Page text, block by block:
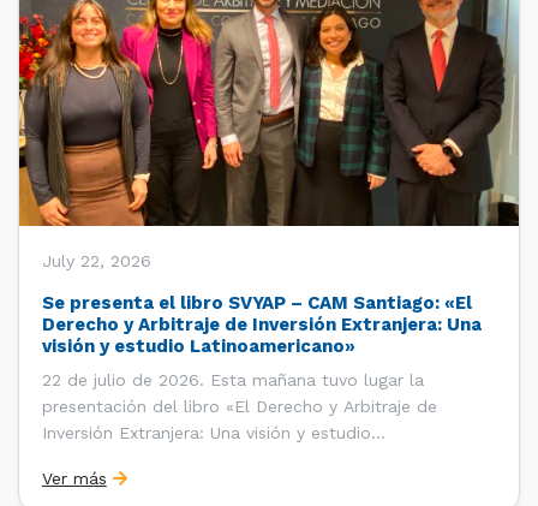
July 22, 2026
Se presenta el libro SVYAP – CAM Santiago: «El
Derecho y Arbitraje de Inversión Extranjera: Una
visión y estudio Latinoamericano»
22 de julio de 2026. Esta mañana tuvo lugar la
presentación del libro «El Derecho y Arbitraje de
Inversión Extranjera: Una visión y estudio
«Santiago Very Young Arbitration Practitioners»
Ver más